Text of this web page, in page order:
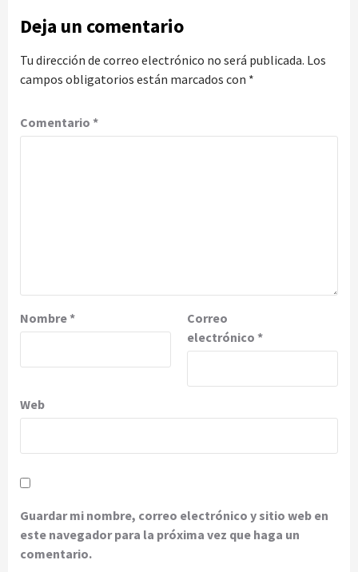
Deja un comentario
Tu dirección de correo electrónico no será publicada. Los
campos obligatorios están marcados con *
Comentario *
Nombre*
Correo
electrónico *
Web
Guardar mi nombre, correo electrónico y sitio web en
este navegador para la próxima vez que haga un
comentario.